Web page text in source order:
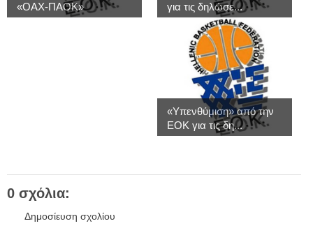
«ΟΑΧ-ΠΑΟΚ»
για τις δηλώσε...
«Υπενθύμιση» από την
ΕΟΚ για τις δη...
0 σχόλια:
Δημοσίευση σχολίου